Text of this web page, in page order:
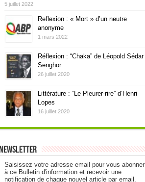
5 juillet 2022
Reflexion : « Mort » d’un neutre
anonyme
1 mars 2022
Réflexion : “Chaka” de Léopold Sédar
Senghor
26 juillet 2020
Littérature : “Le Pleurer-rire” d’Henri
Lopes
16 juillet 2020
Saisissez votre adresse email pour vous abonner
à ce Bulletin d'information et recevoir une
notification de chaque nouvel article par email.